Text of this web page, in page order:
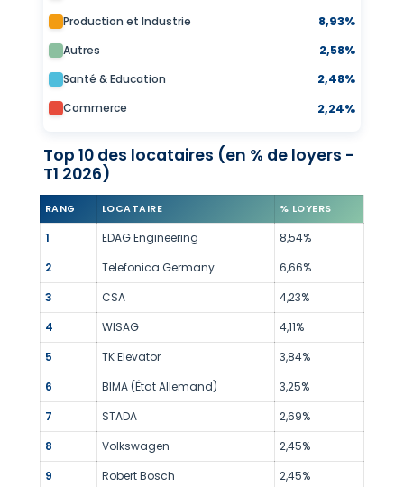
Production et Industrie
8,93%
Autres
2,58%
Santé & Education
2,48%
Commerce
2,24%
Top 10 des locataires (en % de loyers -
T1 2026)
RANG LOCATAIRE % LOYERS
1 EDAG Engineering
8,54%
2
Telefonica Germany
6,66%
3
CSA
4,23%
4
WISAG
4,11%
5
TK Elevator
3,84%
6
BIMA (État Allemand)
3,25%
7
STADA
2,69%
8
Volkswagen
2,45%
9
Robert Bosch
2,45%